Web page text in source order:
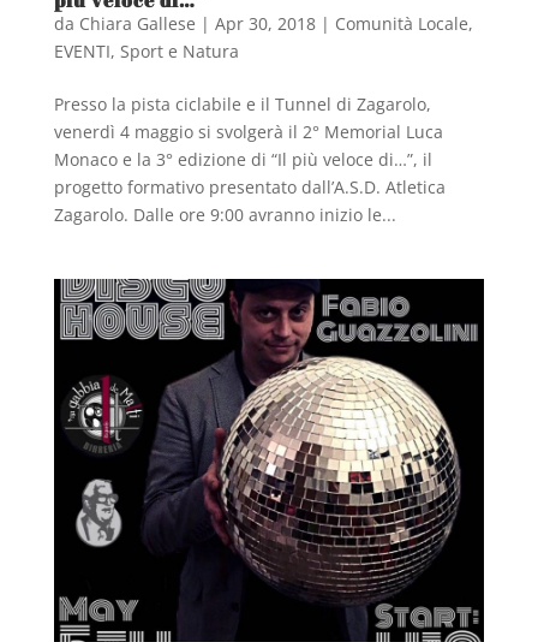
da Chiara Gallese | Apr 30, 2018| Comunità Locale,
EVENTI, Sport e Natura
Presso la pista ciclabile e il Tunnel di Zagarolo,
venerdì 4 maggio si svolgerà il 2° Memorial Luca
Monaco e la 3° edizione di “Il più veloce di…”, il
progetto formativo presentato dall’A.S.D. Atletica
Zagarolo. Dalle ore 9:00 avranno inizio le...